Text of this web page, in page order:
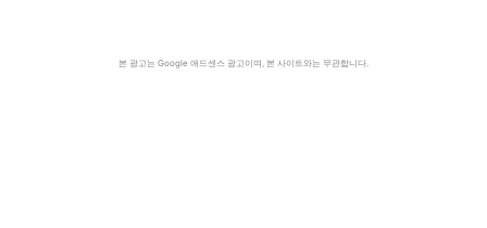
본 광고는 Google 애드센스 광고이며, 본 사이트와는 무관합니다.